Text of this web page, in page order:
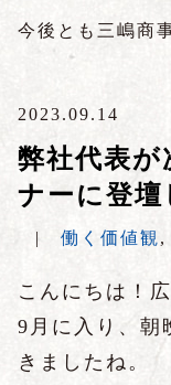
今後とも三嶋商
2023.09.14
弊社代表が
ナーに登壇
| 働く価値観,
こんにちは！
9月に入り、朝
きましたね。